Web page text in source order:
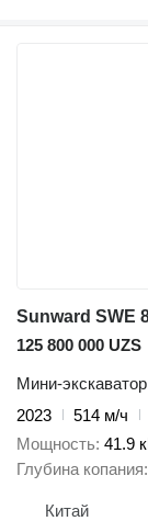
Sunward SWE
125 800 000 UZS
Мини-экскаватор
2023
514 м/ч
Мощность 41.9
Глубина копания
Китай